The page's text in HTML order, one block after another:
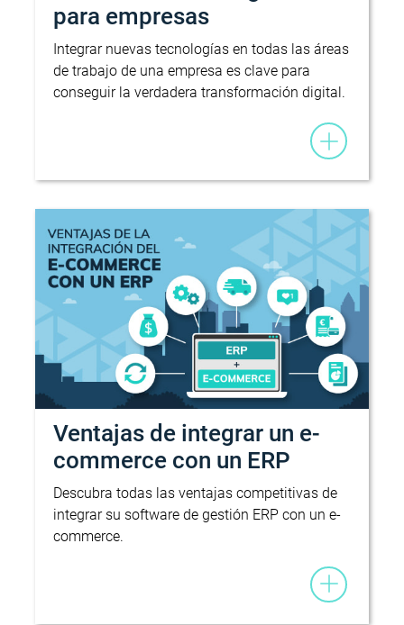
para empresas
Integrar nuevas tecnologías en todas las áreas
de trabajo de una empresa es clave para
conseguir la verdadera transformación digital.
Ventajas de integrar un e-
commerce con un ERP
Descubra todas las ventajas competitivas de
integrar su software de gestión ERP con un e-
commerce.